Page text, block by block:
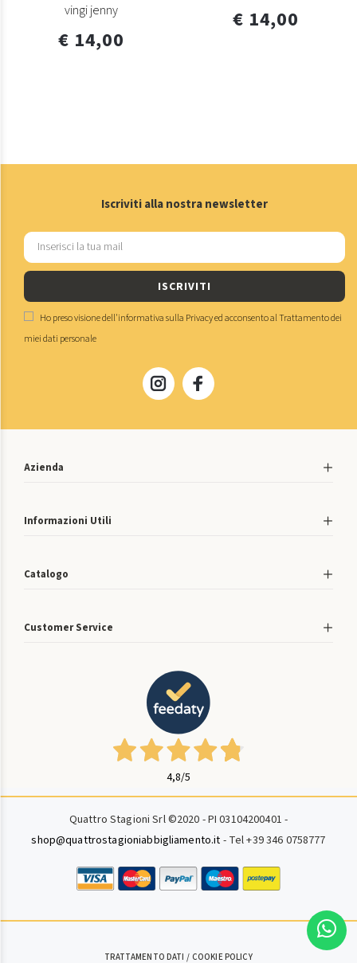
vingi jenny
€ 14,00
€ 14,00
Iscriviti alla nostra newsletter
ISCRIVITI
Ho preso visione dell'informativa sulla Privacyed acconsento alTrattamento dei
miei dati personale
Azienda
Informazioni Utili
Catalogo
Customer Service
4,8/5
Quattro Stagioni Srl ©2020 - PI 03104200401 -
shop@quattrostagioniabbigliamento.it - Tel +39 346 0758777
TRATTAMENTO DATI COOKIE POLICY